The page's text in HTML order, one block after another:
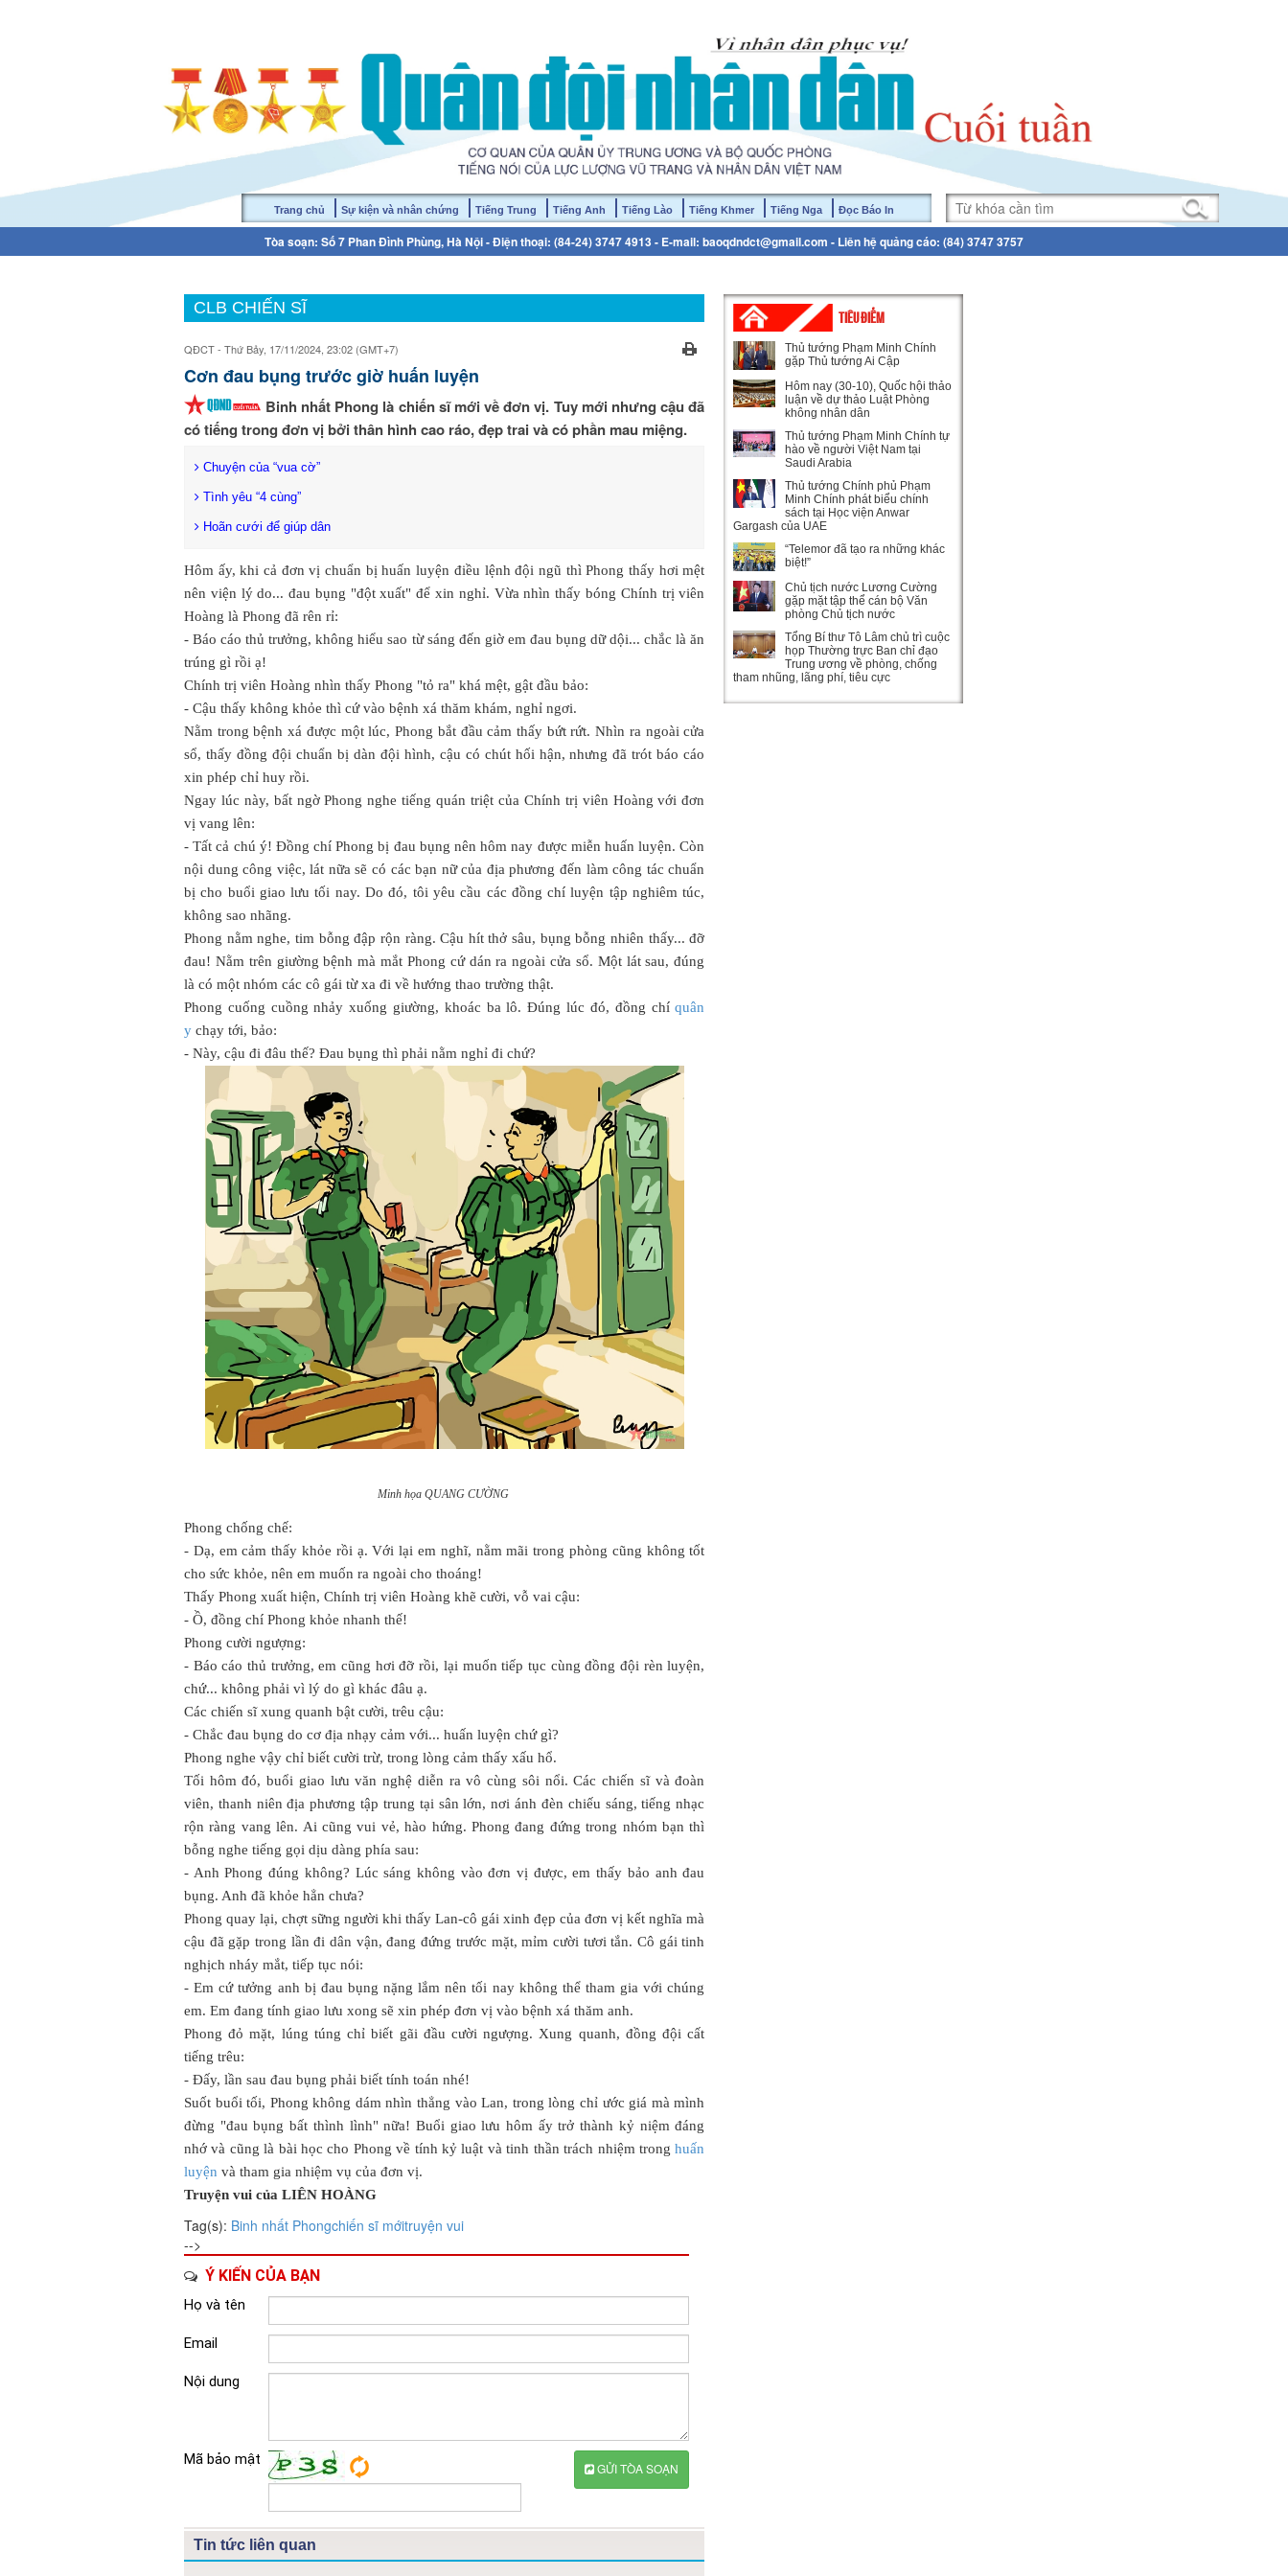
Trang chủ Sự kiện và nhân chứng Tiếng Trung Tiếng Anh Tiếng Lào Tiếng Khmer Tiếng Nga Đọc Báo In
Tòa soạn: Số 7 Phan Đình Phùng, Hà Nội - Điện thoại: (84-24) 3747 4913 - E-mail: baoqdndct@gmail.com - Liên hệ quảng cáo: (84) 3747 3757
CLB CHIẾN SĨ
QĐCT - Thứ Bảy, 17/11/2024, 23:02 (GMT+7)
Cơn đau bụng trước giờ huấn luyện
Binh nhất Phong là chiến sĩ mới về đơn vị. Tuy mới nhưng cậu đã
có tiếng trong đơn vị bởi thân hình cao ráo, đẹp trai và có phần mau miệng.
Chuyện của “vua cờ”
Tình yêu “4 cùng”
Hoãn cưới để giúp dân
Hôm ấy, khi cả đơn vị chuẩn bị huấn luyện điều lệnh đội ngũ thì Phong thấy hơi mệt
nên viện lý do... đau bụng "đột xuất" để xin nghỉ. Vừa nhìn thấy bóng Chính trị viên
Hoàng là Phong đã rên rỉ:
- Báo cáo thủ trưởng, không hiểu sao từ sáng đến giờ em đau bụng dữ dội... chắc là ăn
trúng gì rồi ạ!
Chính trị viên Hoàng nhìn thấy Phong "tỏ ra" khá mệt, gật đầu bảo:
- Cậu thấy không khỏe thì cứ vào bệnh xá thăm khám, nghỉ ngơi.
Nằm trong bệnh xá được một lúc, Phong bắt đầu cảm thấy bứt rứt. Nhìn ra ngoài cửa
sổ, thấy đồng đội chuẩn bị dàn đội hình, cậu có chút hối hận, nhưng đã trót báo cáo
xin phép chỉ huy rồi.
Ngay lúc này, bất ngờ Phong nghe tiếng quán triệt của Chính trị viên Hoàng với đơn
vị vang lên:
- Tất cả chú ý! Đồng chí Phong bị đau bụng nên hôm nay được miễn huấn luyện. Còn
nội dung công việc, lát nữa sẽ có các bạn nữ của địa phương đến làm công tác chuẩn
bị cho buổi giao lưu tối nay. Do đó, tôi yêu cầu các đồng chí luyện tập nghiêm túc,
không sao nhãng.
Phong nằm nghe, tim bỗng đập rộn ràng. Cậu hít thở sâu, bụng bỗng nhiên thấy... đỡ
đau! Nằm trên giường bệnh mà mắt Phong cứ dán ra ngoài cửa sổ. Một lát sau, đúng
là có một nhóm các cô gái từ xa đi về hướng thao trường thật.
Phong cuống cuồng nhảy xuống giường, khoác ba lô. Đúng lúc đó, đồng chíquân
y chạy tới, bảo:
- Này, cậu đi đâu thế? Đau bụng thì phải nằm nghỉ đi chứ?
Minh họa QUANG CƯỜNG
Phong chống chế:
- Dạ, em cảm thấy khỏe rồi ạ. Với lại em nghĩ, nằm mãi trong phòng cũng không tốt
cho sức khỏe, nên em muốn ra ngoài cho thoáng!
Thấy Phong xuất hiện, Chính trị viên Hoàng khẽ cười, vỗ vai cậu:
- Ồ, đồng chí Phong khỏe nhanh thế!
Phong cười ngượng:
- Báo cáo thủ trưởng, em cũng hơi đỡ rồi, lại muốn tiếp tục cùng đồng đội rèn luyện,
chứ... không phải vì lý do gì khác đâu ạ.
Các chiến sĩ xung quanh bật cười, trêu cậu:
- Chắc đau bụng do cơ địa nhạy cảm với... huấn luyện chứ gì?
Phong nghe vậy chỉ biết cười trừ, trong lòng cảm thấy xấu hổ.
Tối hôm đó, buổi giao lưu văn nghệ diễn ra vô cùng sôi nổi. Các chiến sĩ và đoàn
viên, thanh niên địa phương tập trung tại sân lớn, nơi ánh đèn chiếu sáng, tiếng nhạc
rộn ràng vang lên. Ai cũng vui vẻ, hào hứng. Phong đang đứng trong nhóm bạn thì
bỗng nghe tiếng gọi dịu dàng phía sau:
- Anh Phong đúng không? Lúc sáng không vào đơn vị được, em thấy bảo anh đau
bụng. Anh đã khỏe hẳn chưa?
Phong quay lại, chợt sững người khi thấy Lan-cô gái xinh đẹp của đơn vị kết nghĩa mà
cậu đã gặp trong lần đi dân vận, đang đứng trước mặt, mỉm cười tươi tắn. Cô gái tinh
nghịch nháy mắt, tiếp tục nói:
- Em cứ tưởng anh bị đau bụng nặng lắm nên tối nay không thể tham gia với chúng
em. Em đang tính giao lưu xong sẽ xin phép đơn vị vào bệnh xá thăm anh.
Phong đỏ mặt, lúng túng chỉ biết gãi đầu cười ngượng. Xung quanh, đồng đội cất
tiếng trêu:
- Đấy, lần sau đau bụng phải biết tính toán nhé!
Suốt buổi tối, Phong không dám nhìn thẳng vào Lan, trong lòng chỉ ước giá mà mình
đừng "đau bụng bất thình lình" nữa! Buổi giao lưu hôm ấy trở thành kỷ niệm đáng
nhớ và cũng là bài học cho Phong về tính kỷ luật và tinh thần trách nhiệm tronghuấn
luyện và tham gia nhiệm vụ của đơn vị.
Truyện vui của LIÊN HOÀNG
Tag(s): Binh nhất Phongchiến sĩ mớitruyện vui
-->
Ý KIẾN CỦA BẠN
Họ và tên
Email
Nội dung
Mã bảo mật
GỬI TÒA SOẠN
Tin tức liên quan
TIÊU ĐIỂM
Thủ tướng Phạm Minh Chính
gặp Thủ tướng Ai Cập
Hôm nay (30-10), Quốc hội thảo
luận về dự thảo Luật Phòng
không nhân dân
Thủ tướng Phạm Minh Chính tự
hào về người Việt Nam tại
Saudi Arabia
Thủ tướng Chính phủ Phạm
Minh Chính phát biểu chính
sách tại Học viện Anwar
Gargash của UAE
“Telemor đã tạo ra những khác
biệt!”
Chủ tịch nước Lương Cường
gặp mặt tập thể cán bộ Văn
phòng Chủ tịch nước
Tổng Bí thư Tô Lâm chủ trì cuộc
họp Thường trực Ban chỉ đạo
Trung ương về phòng, chống
tham nhũng, lãng phí, tiêu cực